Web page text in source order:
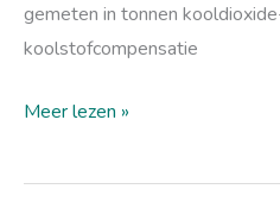
gemeten in tonnen
koolstofcompensatie
Meer lezen »